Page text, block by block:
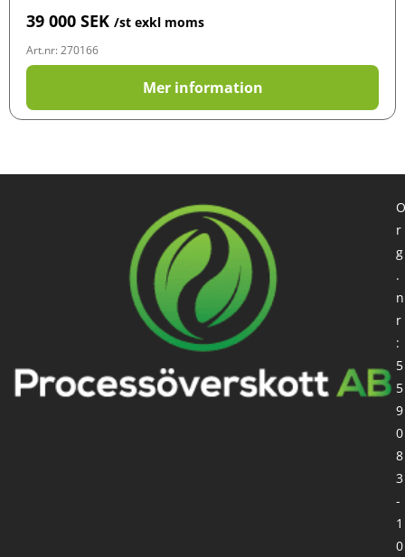
39 000 SEK /st exkl moms
Art.nr: 270166
Mer information
O
r
g
.
n
r
:
5
5
9
0
8
3
-
1
0